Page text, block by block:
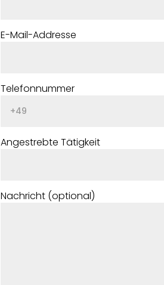
E-Mail-Addresse
Telefonnummer
Angestrebte Tätigkeit
Nachricht (optional)